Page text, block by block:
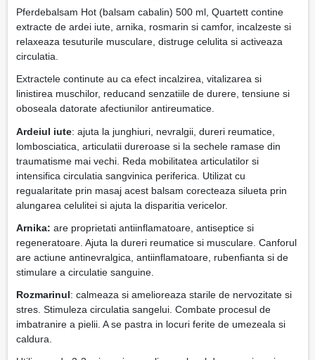
Pferdebalsam Hot (balsam cabalin) 500 ml, Quartett contine
extracte de ardei iute, arnika, rosmarin si camfor, incalzeste si
relaxeaza tesuturile musculare, distruge celulita si activeaza
circulatia.
Extractele continute au ca efect incalzirea, vitalizarea si
linistirea muschilor, reducand senzatiile de durere, tensiune si
oboseala datorate afectiunilor antireumatice.
Ardeiul iute: ajuta la junghiuri, nevralgii, dureri reumatice,
lombosciatica, articulatii dureroase si la sechele ramase din
traumatisme mai vechi. Reda mobilitatea articulatilor si
intensifica circulatia sangvinica periferica. Utilizat cu
regualaritate prin masaj acest balsam corecteaza silueta prin
alungarea celulitei si ajuta la disparitia vericelor.
Arnika: are proprietati antiinflamatoare, antiseptice si
regeneratoare. Ajuta la dureri reumatice si musculare. Canforul
are actiune antinevralgica, antiinflamatoare, rubenfianta si de
stimulare a circulatie sanguine.
Rozmarinul: calmeaza si amelioreaza starile de nervozitate si
stres. Stimuleza circulatia sangelui. Combate procesul de
imbatranire a pielii. A se pastra in locuri ferite de umezeala si
caldura.